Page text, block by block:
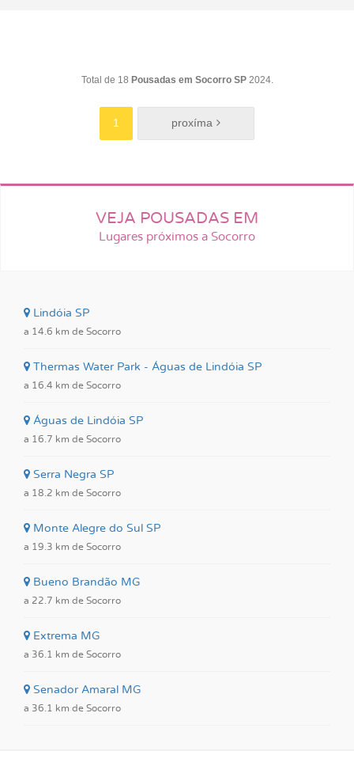
Total de 18 Pousadas em Socorro SP2024.
1
VEJA POUSADAS EM
Lugares próximos a Socorro
Lindóia SP
a 14.6 km de Socorro
Thermas Water Park - Águas de Lindóia SP
a 16.4 km de Socorro
Águas de Lindóia SP
a 16.7 km de Socorro
Serra Negra SP
a 18.2 km de Socorro
Monte Alegre do Sul SP
a 19.3 km de Socorro
Bueno Brandão MG
a 22.7 km de Socorro
Extrema MG
a 36.1 km de Socorro
Senador Amaral MG
a 36.1 km de Socorro